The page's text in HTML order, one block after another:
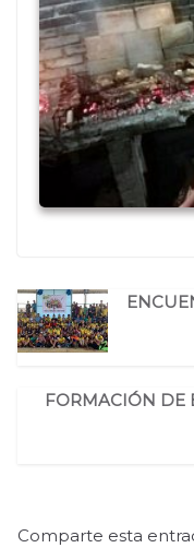
FORMACIÓN DE
Comparte esta